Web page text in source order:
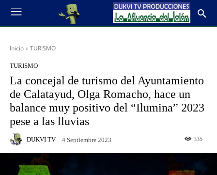
Inicio TURISMO
TURISMO
La concejal de turismo del Ayuntamiento
de Calatayud, Olga Romacho, hace un
balance muy positivo del “Ilumina” 2023
pese a las lluvias
DUKVI TV 4 Septiembre 2023 335